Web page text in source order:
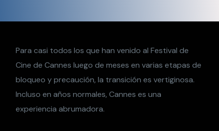
Para casi todos los que han venido al Festival de
Cine de Cannes luego de meses en varias etapas de
bloqueo y precaución, la transición es vertiginosa.
Incluso en años normales, Cannes es una
experiencia abrumadora.